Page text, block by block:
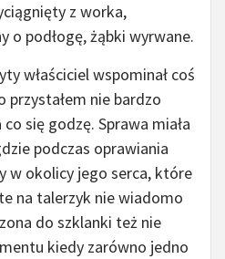
z worka,
o podłogę, żąbki wyrwane.
właściciel wspominał coś
przystałem nie bardzo
się godzę. Sprawa miała
podczas oprawiania
w okolicy jego serca, które
na talerzyk nie wiadomo
do szklanki też nie
kiedy zarówno jedno